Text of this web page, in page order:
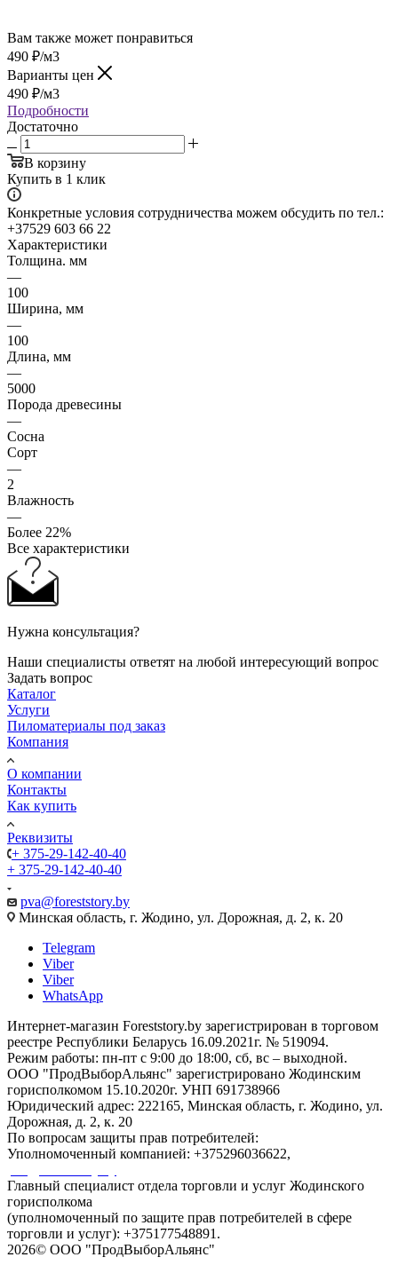
Вам также может понравиться
490 ₽/м3
Варианты цен
490 ₽/м3
Подробности
Достаточно
В корзину
Купить в 1 клик
Конкретные условия сотрудничества можем обсудить по тел.:
+37529 603 66 22
Характеристики
Толщина. мм
—
100
Ширина, мм
—
100
Длина, мм
—
5000
Порода древесины
—
Сосна
Сорт
—
2
Влажность
—
Более 22%
Все характеристики
Нужна консультация?
Наши специалисты ответят на любой интересующий вопрос
Задать вопрос
Каталог
Услуги
Пиломатериалы под заказ
Компания
О компании
Контакты
Как купить
Реквизиты
+ 375-29-142-40-40
+ 375-29-142-40-40
pva@foreststory.by
Минская область, г. Жодино, ул. Дорожная, д. 2, к. 20
Telegram
Viber
Viber
WhatsApp
Интернет-магазин Foreststory.by зарегистрирован в торговом
реестре Республики Беларусь 16.09.2021г. № 519094.
Режим работы: пн-пт с 9:00 до 18:00, сб, вс – выходной.
ООО "ПродВыборАльянс" зарегистрировано Жодинским
горисполкомом 15.10.2020г. УНП 691738966
Юридический адрес: 222165, Минская область, г. Жодино, ул.
Дорожная, д. 2, к. 20
По вопросам защиты прав потребителей:
Уполномоченный компанией: +375296036622,
Главный специалист отдела торговли и услуг Жодинского
горисполкома
(уполномоченный по защите прав потребителей в сфере
торговли и услуг): +375177548891.
2026© ООО "ПродВыборАльянс"